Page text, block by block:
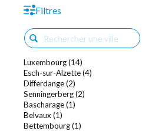
Filtres
Luxembourg (14)
Esch-sur-Alzette (4)
Differdange (2)
Senningerberg (2)
Bascharage (1)
Belvaux (1)
Bettembourg (1)